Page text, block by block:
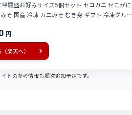
羅盛お好みサイズ5個セット セコガニ せこがに
そ 国産 冷凍 カニみそ むき身 ギフト 冷凍グル
つき 家庭用 お取り寄せ プロトン凍結 お祝い
円
楽天へ）
トの参考情報も順次追加予定です。